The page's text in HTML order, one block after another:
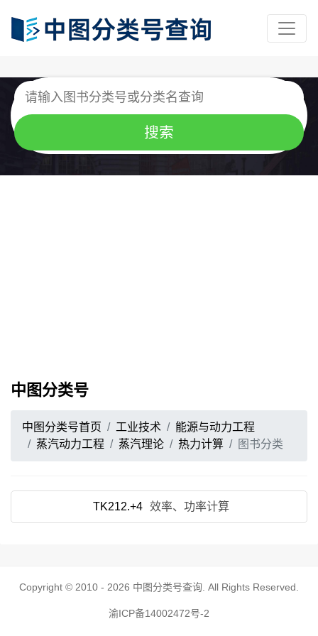
中图分类号
中图分类号首页 工业技术
能源与动力工程
蒸汽动力工程
蒸汽理论 热力计算 图书分类
TK212.+4 效率、功率计算
Copyright © 2010 - 2026 中图分类号查询 . All Rights Reserved.
渝ICP备14002472号-2